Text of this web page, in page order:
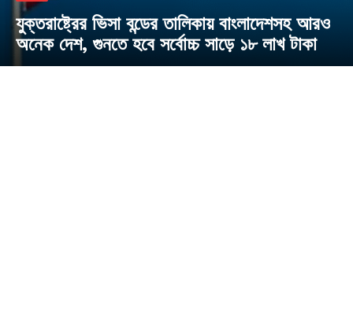
যুক্তরাষ্ট্রের ভিসা বন্ডের তালিকায় বাংলাদেশসহ আরও
অনেক দেশ, গুনতে হবে সর্বোচ্চ সাড়ে ১৮ লাখ টাকা